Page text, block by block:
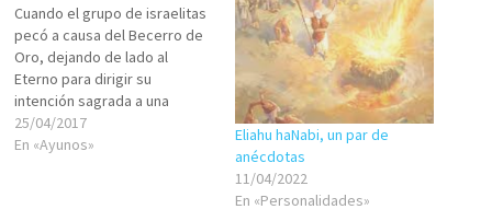
Cuando el grupo de israelitas
pecó a causa del Becerro de
Oro, dejando de lado al
Eterno para dirigir su
intención sagrada a una
idolatría, el resultado fue
lamentable.Entre otras cosas
25/04/2017
En «Ayunos»
Eliahu haNabi, un par de
anécdotas
11/04/2022
En «Personalidades»